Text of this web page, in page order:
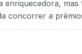
concorrer a